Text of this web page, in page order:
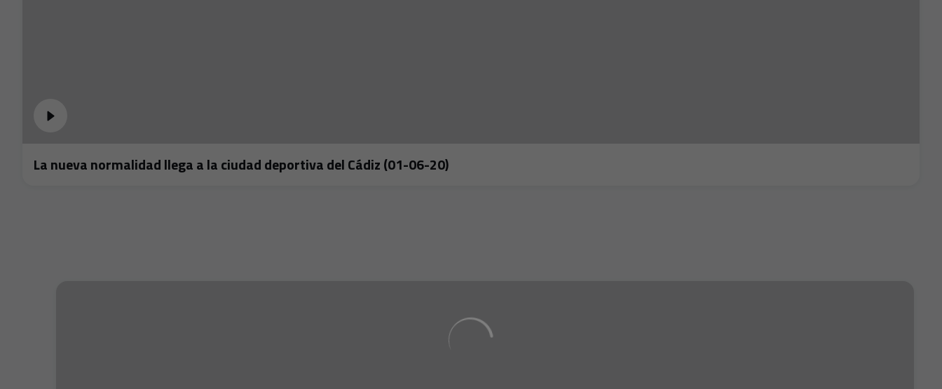
La nueva normalidad llega a la ciudad deportiva del Cádiz (01-06-20)